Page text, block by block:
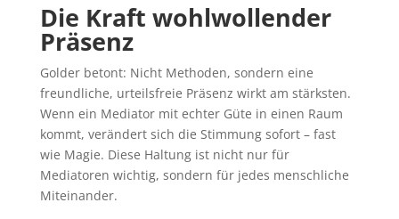
Die Kraft wohlwollender
Präsenz
Golder betont: Nicht Methoden, sondern eine
freundliche, urteilsfreie Präsenz wirkt am stärksten.
Wenn ein Mediator mit echter Güte in einen Raum
kommt, verändert sich die Stimmung sofort – fast
wie Magie. Diese Haltung ist nicht nur für
Mediatoren wichtig, sondern für jedes menschliche
Miteinander.